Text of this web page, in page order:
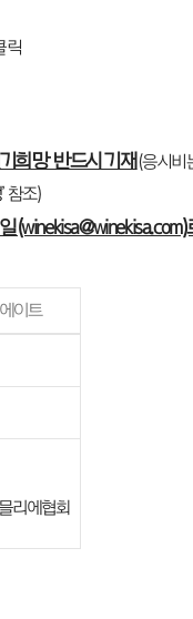
릭
희망 반드시 기재 (응시비
’ 참조)
이트
리에협회